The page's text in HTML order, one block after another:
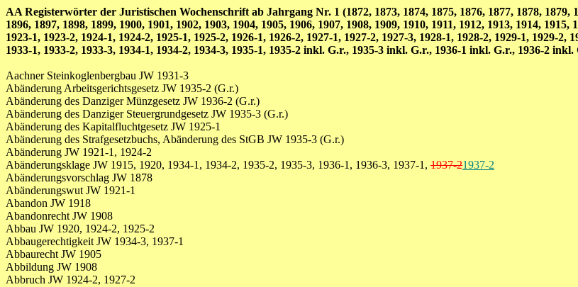
AA Registerwörter der Juristischen Wochenschrift ab Jahrgang Nr. 1 (1872, 1873, 1874, 1875, 1876, 1877, 1878, 1879,
1896, 1897, 1898, 1899, 1900, 1901, 1902, 1903, 1904, 1905, 1906, 1907, 1908, 1909, 1910, 1911, 1912, 1913, 1914,
1923-1, 1923-2, 1924-1, 1924-2, 1925-1, 1925-2, 1926-1, 1926-2, 1927-1, 1927-2, 1927-3, 1928-1, 1928-2, 1929-1, 1929-
1933-1, 1933-2, 1933-3, 1934-1, 1934-2, 1934-3, 1935-1, 1935-2 inkl. G.r., 1935-3 inkl. G.r., 1936-1 inkl. G.r., 1936-2
Aachner Steinkoglenbergbau JW 1931-3
Abänderung Arbeitsgerichtsgesetz JW 1935-2 (G.r.)
Abänderung des Danziger Münzgesetz JW 1936-2 (G.r.)
Abänderung des Danziger Steuergrundgesetz JW 1935-3 (G.r.)
Abänderung des Kapitalfluchtgesetz JW 1925-1
Abänderung des Strafgesetzbuchs, Abänderung des StGB JW 1935-3 (G.r.)
Abänderung JW 1921-1, 1924-2
Abänderungsklage JW 1915, 1920, 1934-1, 1934-2, 1935-2, 1935-3, 1936-1, 1936-3, 1937-1, 1937-21937-2
Abänderungsvorschlag JW 1878
Abänderungswut JW 1921-1
Abandon JW 1918
Abandonrecht JW 1908
Abbau JW 1920, 1924-2, 1925-2
Abbaugerechtigkeit JW 1934-3, 1937-1
Abbaurecht JW 1905
Abbildung JW 1908
Abbruch JW 1924-2, 1927-2